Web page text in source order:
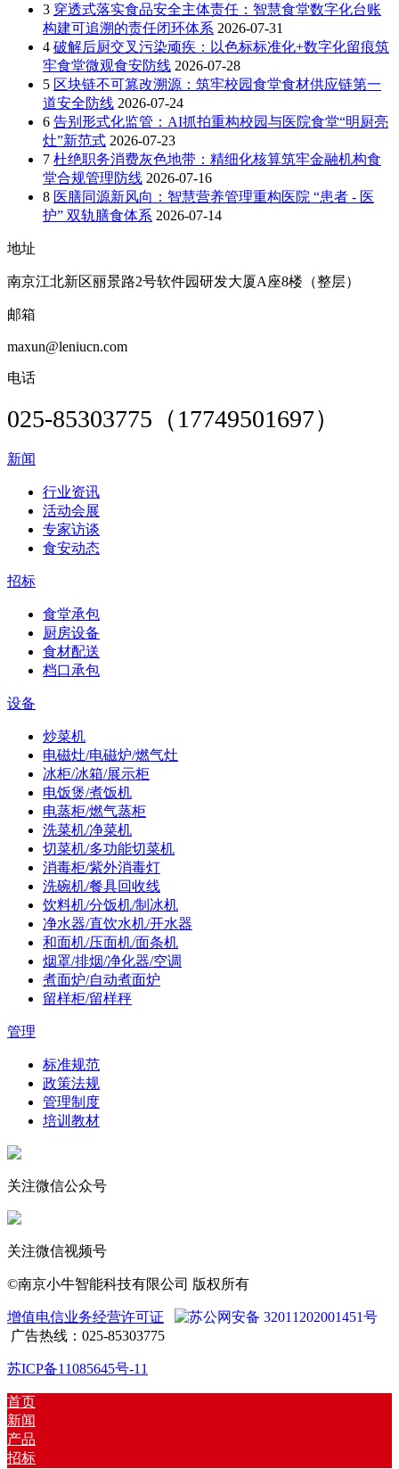
3 穿透式落实食品安全主体责任：智慧食堂数字化台账
构建可追溯的责任闭环体系 2026-07-31
4 破解后厨交叉污染顽疾：以色标标准化+数字化留痕筑
牢食堂微观食安防线 2026-07-28
5 区块链不可篡改溯源：筑牢校园食堂食材供应链第一
道安全防线 2026-07-24
6 告别形式化监管：AI抓拍重构校园与医院食堂“明厨亮
灶”新范式 2026-07-23
7 杜绝职务消费灰色地带：精细化核算筑牢金融机构食
堂合规管理防线 2026-07-16
8 医膳同源新风向：智慧营养管理重构医院 “患者 - 医
护” 双轨膳食体系 2026-07-14
地址
南京江北新区丽景路2号软件园研发大厦A座8楼（整层）
邮箱
maxun@leniucn.com
电话
025-85303775（17749501697）
新闻
行业资讯
活动会展
专家访谈
食安动态
招标
食堂承包
厨房设备
食材配送
档口承包
设备
炒菜机
电磁灶/电磁炉/燃气灶
冰柜/冰箱/展示柜
电饭煲/煮饭机
电蒸柜/燃气蒸柜
洗菜机/净菜机
切菜机/多功能切菜机
消毒柜/紫外消毒灯
洗碗机/餐具回收线
饮料机/分饭机/制冰机
净水器/直饮水机/开水器
和面机/压面机/面条机
烟罩/排烟/净化器/空调
煮面炉/自动煮面炉
留样柜/留样秤
管理
标准规范
政策法规
管理制度
培训教材
关注微信公众号
关注微信视频号
©南京小牛智能科技有限公司 版权所有
增值电信业务经营许可证
苏公网安备 32011202001451号
广告热线：025-85303775
苏ICP备11085645号-11
首页
新闻
产品
招标